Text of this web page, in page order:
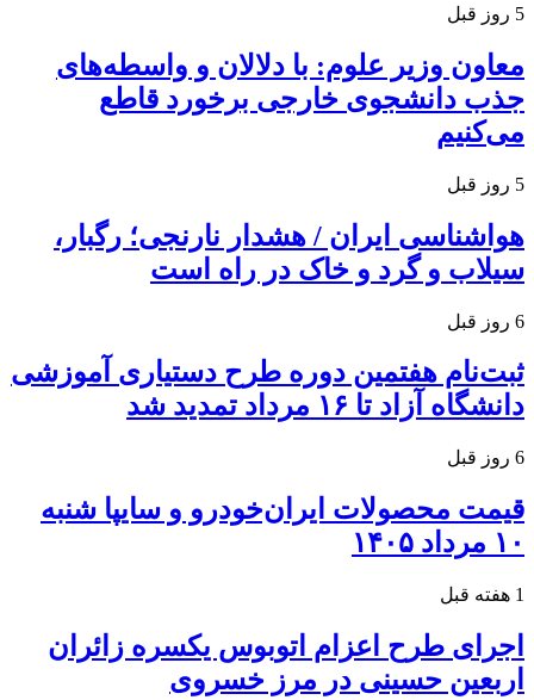
5 روز قبل
معاون وزیر علوم: با دلالان و واسطه‌های
جذب دانشجوی خارجی برخورد قاطع
می‌کنیم
5 روز قبل
هواشناسی ایران / هشدار نارنجی؛ رگبار،
سیلاب و گرد و خاک در راه است
6 روز قبل
ثبت‌نام هفتمین دوره طرح دستیاری آموزشی
دانشگاه آزاد تا ۱۶ مرداد تمدید شد
6 روز قبل
قیمت محصولات ایران‌خودرو و سایپا شنبه
۱۰ مرداد ۱۴۰۵
1 هفته قبل
اجرای طرح اعزام اتوبوس یکسره زائران
اربعین حسینی در مرز خسروی